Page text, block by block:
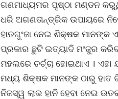
ଗଣମାଧ୍ୟମର ପୃଷ୍ଠା ମଣ୍ଡନ
ଧରି ଅଗଣତାନ୍ତ୍ରିକ ଉପାୟରେ
ହାତଗୁଂଜା ନେଇ ଶିକ୍ଷକ
ପ୍ରକାର ଛୁଟି ଇତ୍ୟାଦି ମଂଜୁର
ମହଲରେ ଚର୍ଚ୍ଚା ହୋଇଥାଏ ।
ମଧ୍ୟ ଶିକ୍ଷକ ମାନଙ୍କ ଠାରୁ ହାତ
ନିଜସ୍ୱ ଲାଭ ହାନି ହେବା ନେଇ